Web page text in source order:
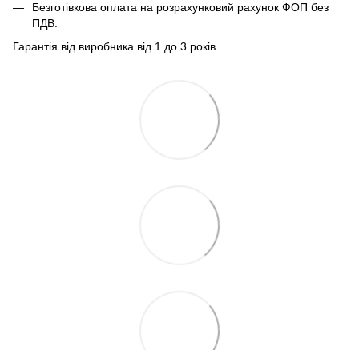
Безготівкова оплата на розрахунковий рахунок ФОП без
ПДВ.
Гарантія від виробника від 1 до 3 років.